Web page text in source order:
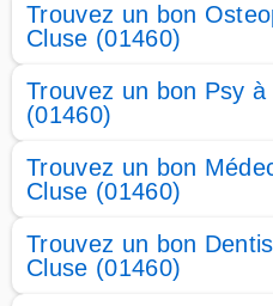
Trouvez un bon
Cluse (01460)
Trouvez un bon Psy
(01460)
Trouvez un bon
Cluse (01460)
Trouvez un bon
Cluse (01460)